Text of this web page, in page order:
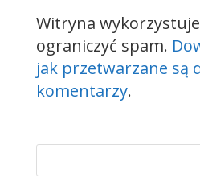
Witryna
ograniczyć spam.
jak przetwarzane są
komentarzy.